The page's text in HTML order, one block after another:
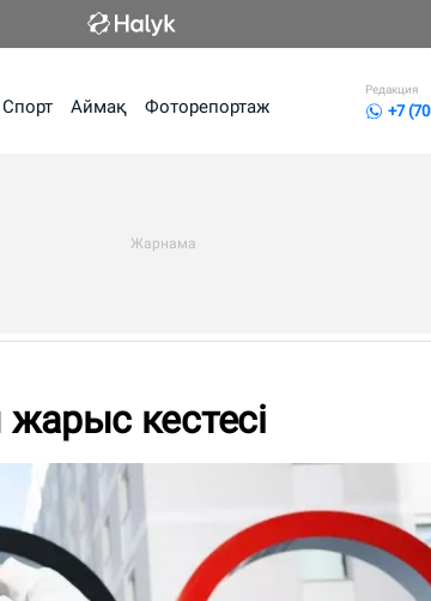
Спорт Аймақ Фоторепортаж
Редакция
+7
кестесі